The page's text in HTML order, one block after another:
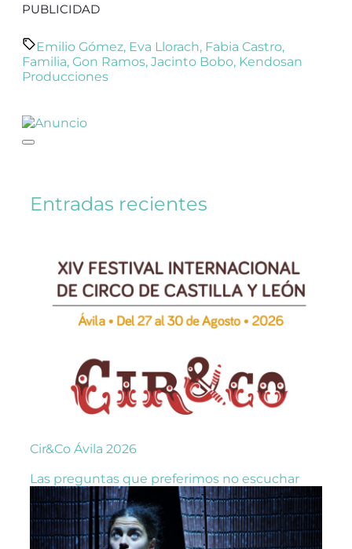
PUBLICIDAD
Emilio Gómez, Eva Llorach, Fabia Castro,
Familia, Gon Ramos, Jacinto Bobo, Kendosan
Producciones
Entradas recientes
Cir&Co Ávila 2026
Las preguntas que preferimos no escuchar